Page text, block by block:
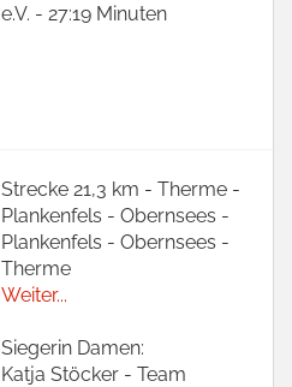
e.V. - 27:19 Minuten
Strecke 21,3 km - Therme -
Plankenfels - Obernsees -
Plankenfels - Obernsees -
Therme
Weiter...
Siegerin Damen:
Katja Stöcker - Team